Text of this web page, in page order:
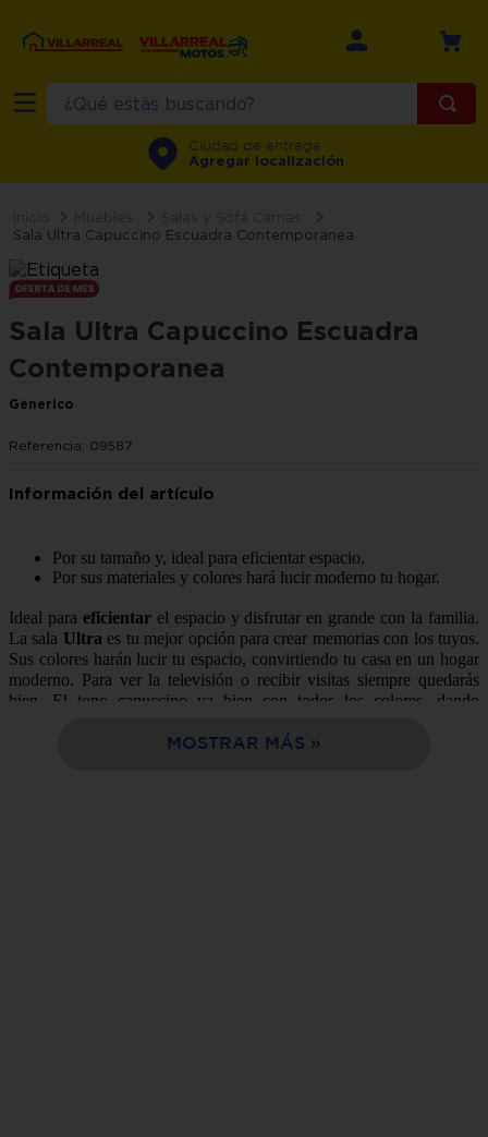
¿Qué estás buscando?
Ciudad de entrega
Agregar localización
Sala Ultra Capuccino Escuadra Contemporanea
Sala Ultra Capuccino Escuadra
Contemporanea
Generico
Referencia: 09587
Por su tamaño y, ideal para eficientar espacio.
Por sus materiales y colores hará lucir moderno tu hogar.
Ideal para eficientar el espacio y disfrutar en grande con la familia.
La sala Ultra es tu mejor opción para crear memorias con los tuyos.
Sus colores harán lucir tu espacio, convirtiendo tu casa en un hogar
moderno. Para ver la televisión o recibir visitas siempre quedarás
bien. El tono capuccino va bien con todos los colores, dando
facil y rápida entrega a tu domicilio en solo 24 horas.
MOSTRAR MÁS
TÉRMINOS MÁS BUSCADOS
1.
refrigerador
4.
5.
aire
6.
salas
7
8.
lavadora
sala